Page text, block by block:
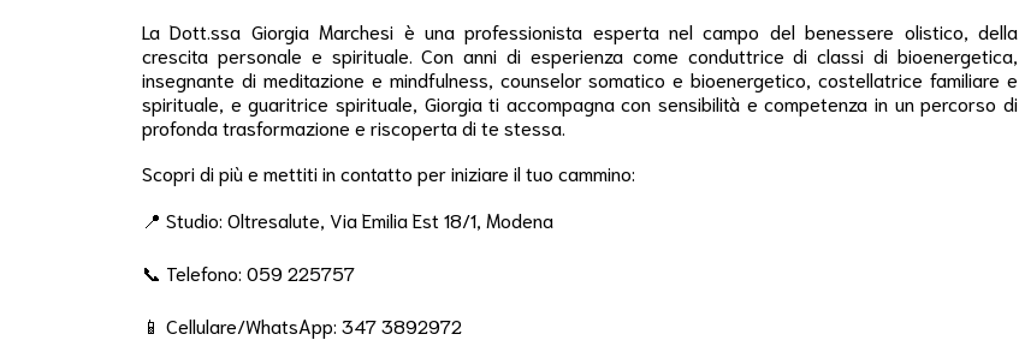
La Dott.ssa Giorgia Marchesi è una professionista esperta nel campo del benessere olistico, della
crescita personale e spirituale. Con anni di esperienza come conduttrice di classi di bioenergetica,
insegnante di meditazione e mindfulness, counselor somatico e bioenergetico, costellatrice familiare e
spirituale, e guaritrice spirituale, Giorgia ti accompagna con sensibilità e competenza in un percorso di
profonda trasformazione e riscoperta di te stessa.
Scopri di più e mettiti in contatto per iniziare il tuo cammino:
📍 Studio: Oltresalute, Via Emilia Est 18/1, Modena
📞 Telefono: 059 225757
📱 Cellulare/WhatsApp: 347 3892972